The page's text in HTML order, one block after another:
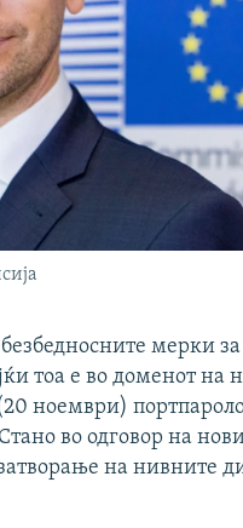
мерки
тоа е во доменот на
ноември)
во одговор на
на нивните